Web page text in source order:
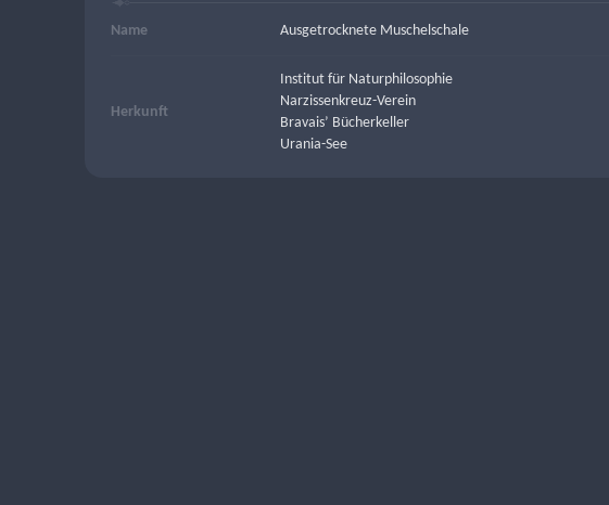
Name Ausgetrocknete Muschelschale
Herkunft
Institut für Naturphilosophie
Narzissenkreuz-Verein
Bravais’ Bücherkeller
Urania-See